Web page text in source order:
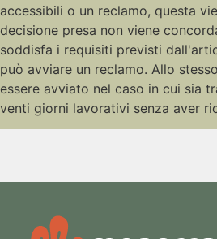
accessibili o un reclamo, questa
decisione presa non viene
soddisfa i requisiti previsti
può avviare un reclamo. Allo
essere avviato nel caso in cui sia
venti giorni lavorativi senza aver